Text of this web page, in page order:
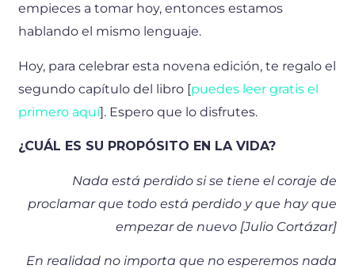
empieces a tomar hoy, entonces estamos
hablando el mismo lenguaje.
Hoy, para celebrar esta novena edición, te regalo el
segundo capítulo del libro [puedes leer gratis el
primero aquí]. Espero que lo disfrutes.
¿CUÁL ES SU PROPÓSITO EN LA VIDA?
Nada está perdido si se tiene el coraje de
proclamar que todo está perdido y que hay que
empezar de nuevo [Julio Cortázar]
En realidad no importa que no esperemos nada